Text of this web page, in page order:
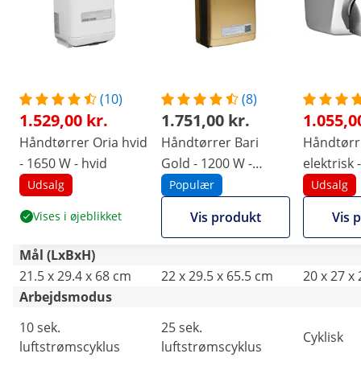
(10)
1.529,00 kr.
Håndtørrer Oria hvid
- 1650 W - hvid
Udsalg
Vises i øjeblikket
(8)
1.751,00 kr.
Håndtørrer Bari
Gold - 1200 W -
gylden
Populær
Vis produkt
elektrisk
360°
Udsalg
Vis
Mål (LxBxH)
21.5 x 29.4 x 68 cm
22 x 29.5 x 65.5 cm
20 x 27 x
Arbejdsmodus
10 sek.
luftstrømscyklus
25 sek.
luftstrømscyklus
Cyklisk